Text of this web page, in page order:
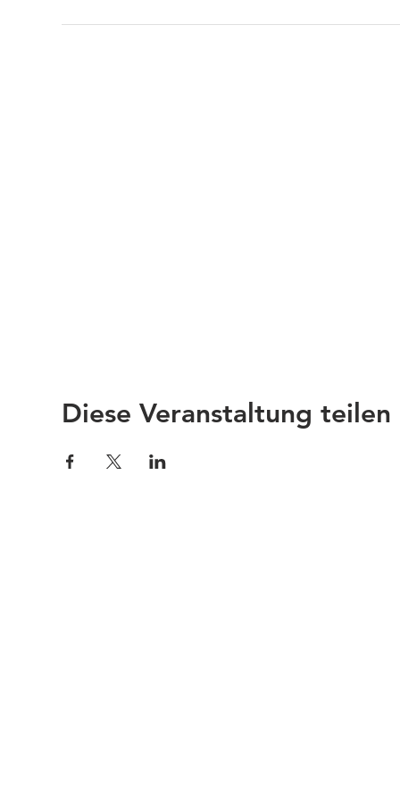
Diese Veranstaltung teilen